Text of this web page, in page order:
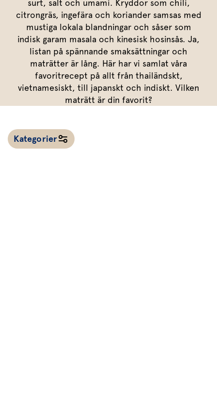
Dressing
Vinägrett
Örtolja
Marinad
Kryddsmör
Örtsalt & rub
Timjan
Oregano
Citronmeliss
Allt om sallat
Vårt sortiment
Våra färska örter
Fixa vinägretten
Dressingen gör salladen
surt, salt och umami. Kryddor som chili,
citrongräs, ingefära och koriander samsas med
mustiga lokala blandningar och såser som
indisk garam masala och kinesisk hosinsås. Ja,
listan på spännande smaksättningar och
maträtter är lång. Här har vi samlat våra
favoritrecept på allt från thailändskt,
vietnamesiskt, till japanskt och indiskt. Vilken
maträtt är din favorit?
Kategorier